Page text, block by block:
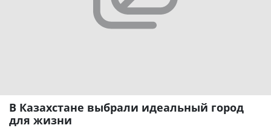
В Казахстане выбрали идеальный город
для жизни